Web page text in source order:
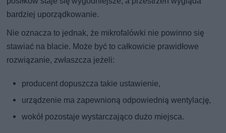
bardziej uporządkowanie.
Nie oznacza to jednak, że mikrofalówki nie powinno się
stawiać na blacie. Może być to całkowicie prawidłowe
rozwiązanie, zwłaszcza jeżeli:
producent dopuszcza takie ustawienie,
urządzenie ma zapewnioną odpowiednią wentylację,
wokół pozostaje wystarczająco dużo miejsca.